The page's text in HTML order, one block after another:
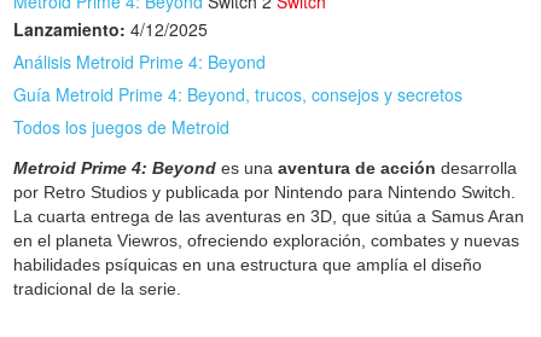
Lanzamiento: 4/12/2025
Análisis Metroid Prime 4: Beyond
Guía Metroid Prime 4: Beyond, trucos, consejos y secretos
Todos los juegos de Metroid
Metroid Prime 4: Beyond es unaaventura de acción desarrolla
por Retro Studios y publicada por Nintendo para Nintendo Switch.
La cuarta entrega de las aventuras en 3D, que sitúa a Samus Aran
en el planeta Viewros, ofreciendo exploración, combates y nuevas
habilidades psíquicas en una estructura que amplía el diseño
tradicional de la serie.